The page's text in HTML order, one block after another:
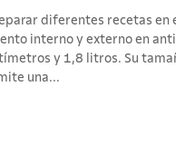
diferentes recetas en
interno y externo en
y 1,8 litros. Su
una...